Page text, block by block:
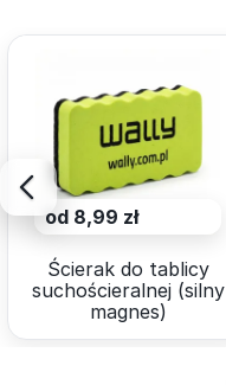
od 8,99 zł
Ścierak do tablicy
suchościeralnej (silny
magnes)